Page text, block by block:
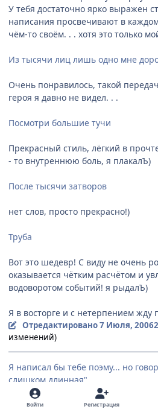
У тебя достаточно ярко выражен
написания просвечивают в
чём-то своём. . . хотя это только
Из тысячи лиц лишь одно мне
Очень понравилось, такой
героя я давно не видел. . .
Посмотри большие тучи
Прекрасный стиль, лёгкий в
- то внутреннюю боль, я плакалЪ)
После тысячи затворов
нет слов, просто прекрасно!)
Труба
Вот это шедевр! С виду не очень
оказывается чётким расчётом и
водоворотом событий! я рыдалЪ)
Я в восторге и с нетерпением жду
Отредактировано7 Июля, 2006
изменений)
Я написал бы тебе поэму... но
слишком длинная"
Войти Регистрация